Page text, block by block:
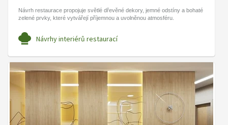
Návrh restaurace propojuje světlé dřevěné dekory, jemné odstíny a bohaté
zelené prvky, které vytvářejí příjemnou a uvolněnou atmosféru.
Návrhy interiérů restaurací